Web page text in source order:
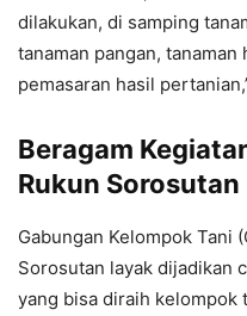
dilakukan, di samping
tanaman pangan,
pemasaran hasil
Beragam
Rukun Sorosutan
Gabungan Kelompok Tani
Sorosutan layak dijadikan
yang bisa diraih kelompok